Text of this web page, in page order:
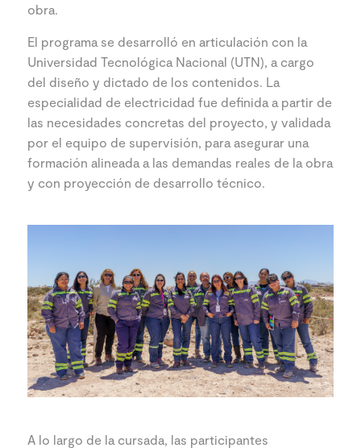
obra.
El programa se desarrolló en articulación con la
Universidad Tecnológica Nacional (UTN), a cargo
del diseño y dictado de los contenidos. La
especialidad de electricidad fue definida a partir de
las necesidades concretas del proyecto, y validada
por el equipo de supervisión, para asegurar una
formación alineada a las demandas reales de la obra
y con proyección de desarrollo técnico.
A lo largo de la cursada, las participantes